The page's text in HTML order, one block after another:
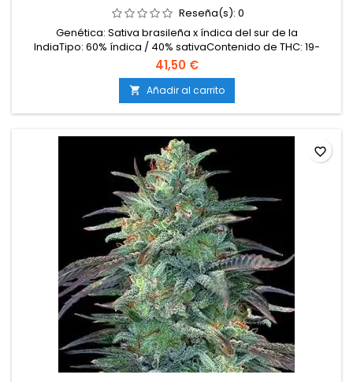
Reseña(s): 0
Genética: Sativa brasileña x índica del sur de la
IndiaTipo: 60% índica / 40% sativaContenido de THC: 19-
22%Tiempo de floración: 8-9 semanas en interiorProducción
en interior: 500-550 g/m²Producción en exterior: 600-800
g/plantaAltura: 80-110 cm en interior; hasta 200 cm en
exteriorAromas y sabores: Intensos y terrosos con notas...
41,50 €
 Añadir al carrito
favorite_border